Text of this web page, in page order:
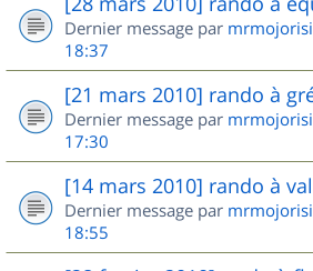
Dernier message par
18:37
[21 mars 2010] rando à
Dernier message par
17:30
[14 mars 2010] rando à
Dernier message par
18:55